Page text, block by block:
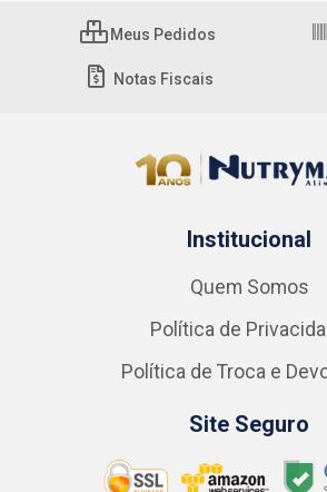
Meus Pedidos
Notas Fiscais
Institucional
Quem Somos
Política de
Política de Troca e
Site Seguro